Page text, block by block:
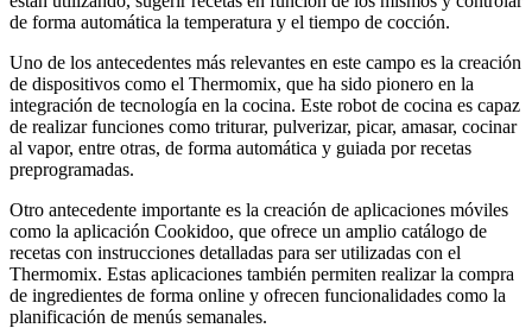
de forma automática la temperatura y el tiempo de cocción.
Uno de los antecedentes más relevantes en este campo es la creación
de dispositivos como el Thermomix, que ha sido pionero en la
integración de tecnología en la cocina. Este robot de cocina es capaz
de realizar funciones como triturar, pulverizar, picar, amasar, cocinar
al vapor, entre otras, de forma automática y guiada por recetas
preprogramadas.
Otro antecedente importante es la creación de aplicaciones móviles
como la aplicación Cookidoo, que ofrece un amplio catálogo de
recetas con instrucciones detalladas para ser utilizadas con el
Thermomix. Estas aplicaciones también permiten realizar la compra
de ingredientes de forma online y ofrecen funcionalidades como la
planificación de menús semanales.